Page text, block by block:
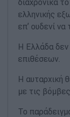
ελληνικής
επ’ ουδενί
Η Ελλάδα δεν
επιθέσεων.
Η αυταρχική
με τις
Το